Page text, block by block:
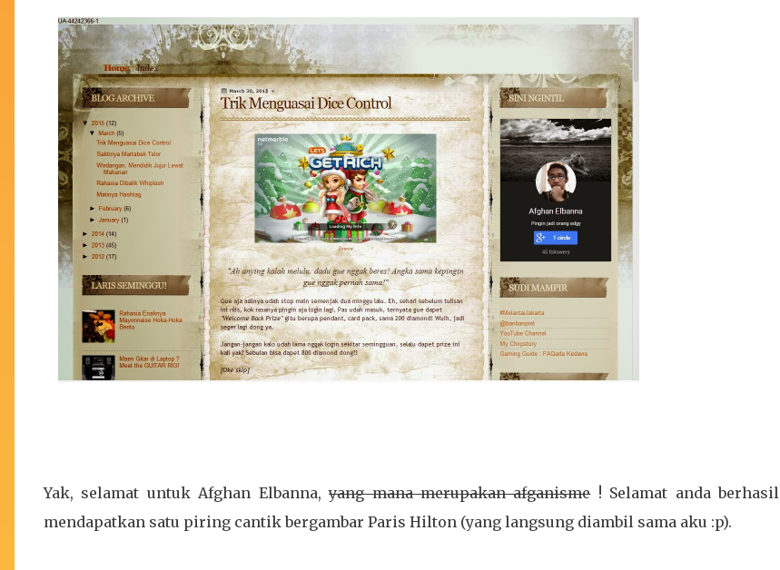
Yak, selamat untuk Afghan Elbanna,yang mana merupakan afganisme! Selamat anda berhasil
mendapatkan satu piring cantik bergambar Paris Hilton (yang langsung diambil sama aku :p).